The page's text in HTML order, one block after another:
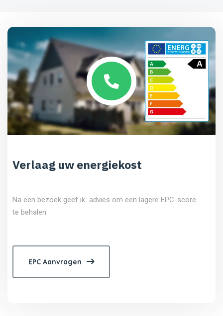
Verlaag uw energiekost
Na een bezoek geef ik advies om een lagere EPC-score
te behalen.
EPC Aanvragen